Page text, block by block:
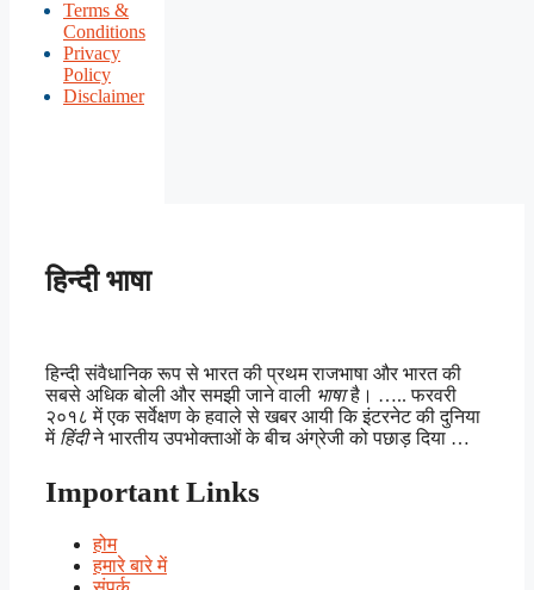
Terms &
Conditions
Privacy
Policy
Disclaimer
हिन्दी भाषा
हिन्दी संवैधानिक रूप से भारत की प्रथम राजभाषा और भारत की
सबसे अधिक बोली और समझी जाने वाली भाषाहै। ….. फरवरी
२०१८ में एक सर्वेक्षण के हवाले से खबर आयी कि इंटरनेट की दुनिया
में हिंदीने भारतीय उपभोक्ताओं के बीच अंग्रेजी को पछाड़ दिया …
Important Links
होम
हमारे बारे में